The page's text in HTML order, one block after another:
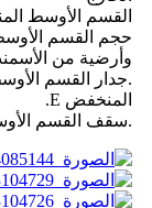
القسم الأوسط
وأرضية من
.جدار القسم
المنخفض E.
.سقف القسم